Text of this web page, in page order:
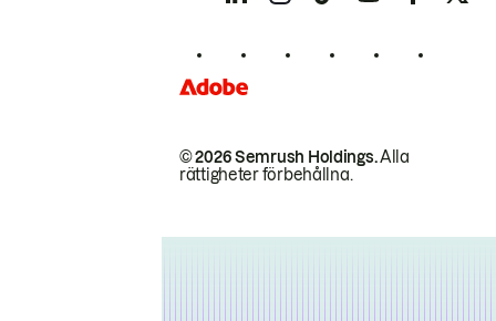
© 2026 Semrush Holdings.Alla
rättigheter förbehållna.